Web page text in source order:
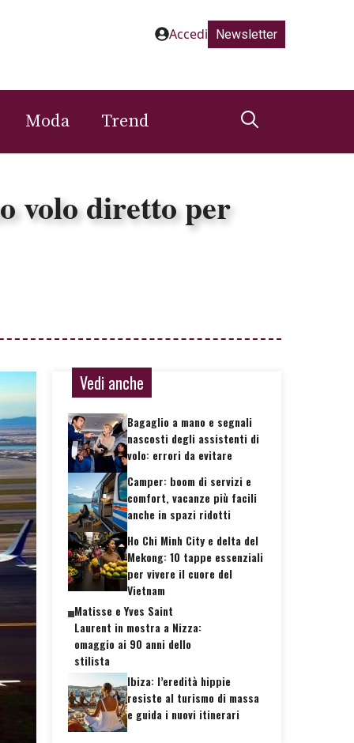
Accedi Newsletter
Moda Trend
volo diretto per
Vedi anche
Bagaglio a mano e segnali
nascosti degli assistenti di
volo: errori da evitare
Camper: boom di servizi e
comfort, vacanze più facili
anche in spazi ridotti
Ho Chi Minh City e delta del
Mekong: 10 tappe essenziali
per vivere il cuore del
Vietnam
Matisse e Yves Saint
Laurent in mostra a Nizza:
omaggio ai 90 anni dello
stilista
Ibiza: l’eredità hippie
resiste al turismo di massa
e guida i nuovi itinerari